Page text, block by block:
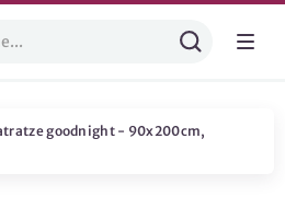
goodnight - 90x200cm,